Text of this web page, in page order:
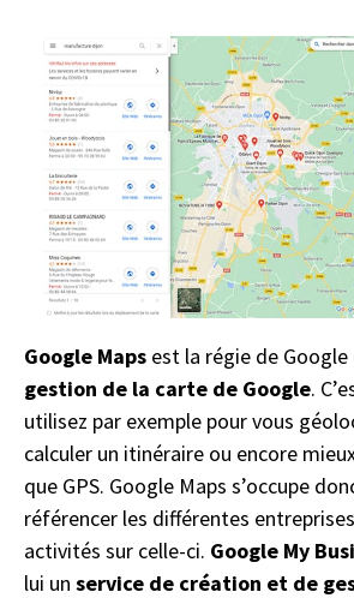
Google Maps est la régie de Google
gestion de la carte de Google.
utilisez par exemple pour vous
calculer un itinéraire ou encore
que GPS. Google Maps s’occupe
référencer les différentes
activités sur celle-ci. Google My
lui un service de création et de